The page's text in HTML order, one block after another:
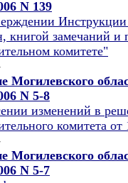
N 139
книгой замечаний
комитете"
Могилевского
N 5-8
изменений в
комитета
Могилевского
N 5-7